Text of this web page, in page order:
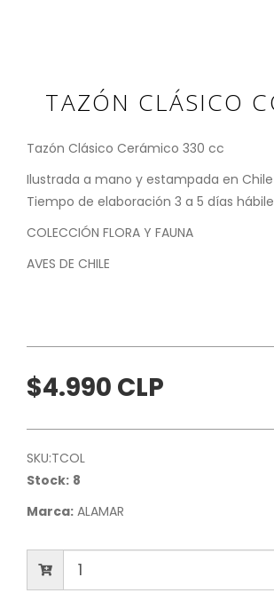
TAZÓN CLÁSICO
Tazón Clásico Cerámico 330 cc
Ilustrada a mano y estampada en
Tiempo de elaboración 3 a 5 días
COLECCIÓN FLORA Y FAUNA
AVES DE CHILE
$4.990 CLP
SKU:TCOL
Stock: 8
Marca: ALAMAR